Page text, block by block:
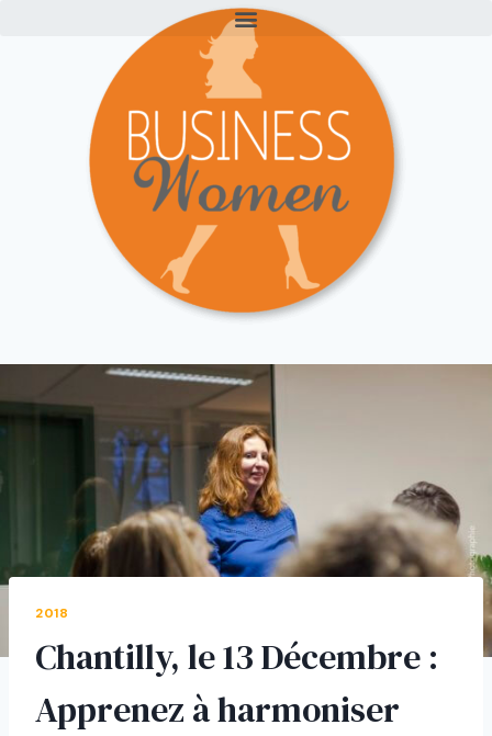
2018
Chantilly, le 13 Décembre :
Apprenez à harmoniser